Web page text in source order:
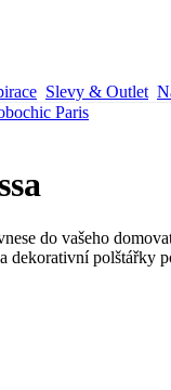
Slevy & Outlet
Paris
do vašeho
dekorativní polštářky